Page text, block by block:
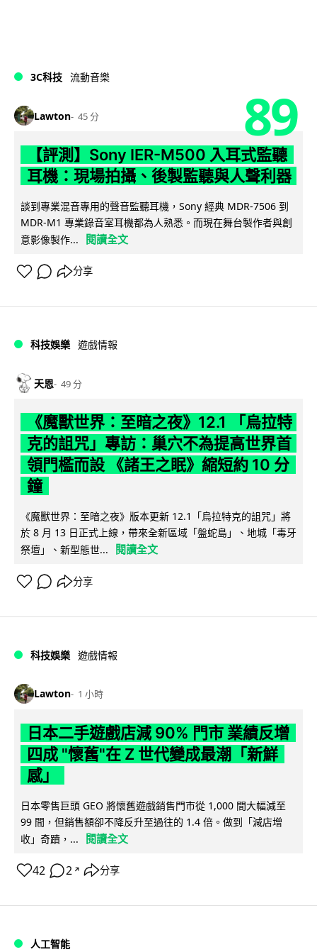
3C科技 流動音樂
Lawton 45 分 89
【評測】Sony IER-M500 入耳式監聽
耳機：現場拍攝、後製監聽與人聲利器
談到專業混音專用的聲音監聽耳機，Sony 經典 MDR-7506 到
MDR-M1 專業錄音室耳機都為人熟悉。而現在舞台製作者與創
意影像製作...
閱讀全文
分享
科技娛樂 遊戲情報
天恩 49 分
《魔獸世界：至暗之夜》12.1 「烏拉特
克的詛咒」專訪：巢穴不為提高世界首
領門檻而設 《諸王之眠》縮短約 10 分
鐘
《魔獸世界：至暗之夜》版本更新 12.1「烏拉特克的詛咒」將
於 8 月 13 日正式上線，帶來全新區域「盤蛇島」、地城「毒牙
祭壇」、新型態世...
閱讀全文
分享
科技娛樂 遊戲情報
Lawton 1 小時
日本二手遊戲店減 90% 門市 業績反增
四成 "懷舊"在 Z 世代變成最潮「新鮮
感」
日本零售巨頭 GEO 將懷舊遊戲銷售門市從 1,000 間大幅減至
99 間，但銷售額卻不降反升至過往的 1.4 倍。做到「減店增
收」奇蹟，...
閱讀全文
42 2 ↗ 分享
人工智能